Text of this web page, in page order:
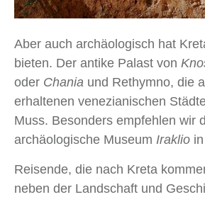
Aber auch archäologisch hat
bieten. Der antike Palast von
oder Chania und Rethymno, die
erhaltenen venezianischen
Muss. Besonders empfehlen wir
archäologische Museum Iraklio
Reisende, die nach Kreta
neben der Landschaft und